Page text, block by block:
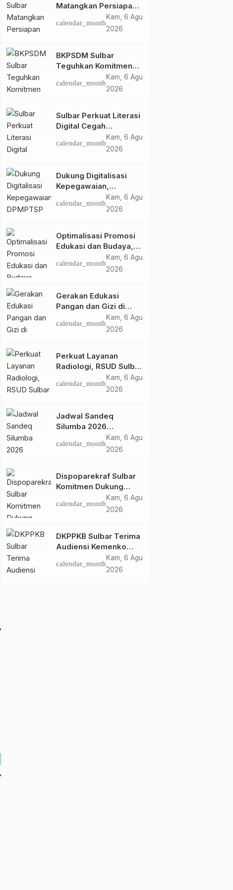
Matangkan Persiapan
HUT Ke-81 RI, Puncak
Upacara di Lapangan
calendar_month
Kam, 6 Agu
2026
BKPSDM Sulbar
Teguhkan Komitmen
Pengembangan
Kompetensi ASN
Perjanjian Tugas
Belajar 2026
calendar_month
Kam, 6 Agu
2026
Sulbar Perkuat Literasi
Digital Cegah
Kejahatan Love
Scamming
calendar_month
Kam, 6 Agu
2026
Dukung Digitalisasi
Kepegawaian,
DPMPTSP Sulbar Siap
Terapkan Aplikasi
calendar_month
Kam, 6 Agu
2026
Optimalisasi Promosi
Edukasi dan Budaya,
Anjungan Provinsi
Sulawesi Barat Perkuat
TMII
calendar_month
Kam, 6 Agu
2026
Gerakan Edukasi
Pangan dan Gizi di
Mamasa: Tingkatkan
Pengetahuan dan
calendar_month
Kam, 6 Agu
2026
Perkuat Layanan
Radiologi, RSUD Sulbar
Sambut Kembali dr. Iis
Imelda, Sp.Rad
calendar_month
Kam, 6 Agu
2026
Jadwal Sandeq
Silumba 2026
Dispoparekraf Sulbar
calendar_month
Kam, 6 Agu
2026
Dispoparekraf Sulbar
Komitmen Dukung
Penyusunan RAD
TPB/SDGs Sulawesi
calendar_month
Kam, 6 Agu
2026
DKPPKB Sulbar Terima
Audiensi Kemenko
Kumham Imipas RI,
Perkuat Pelayanan
calendar_month
Kam, 6 Agu
2026